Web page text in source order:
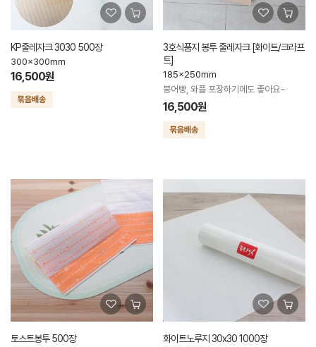
KP줄레자크 3030 500장
300x300mm
16,500원
3호식품지 봉투 줄레자크 [화이트/크라프
트]
185x250mm
붕어빵, 와플 포장하기에도 좋아요~
16,500원
토스트봉투 500장 화이트노루지 30x30 1000장